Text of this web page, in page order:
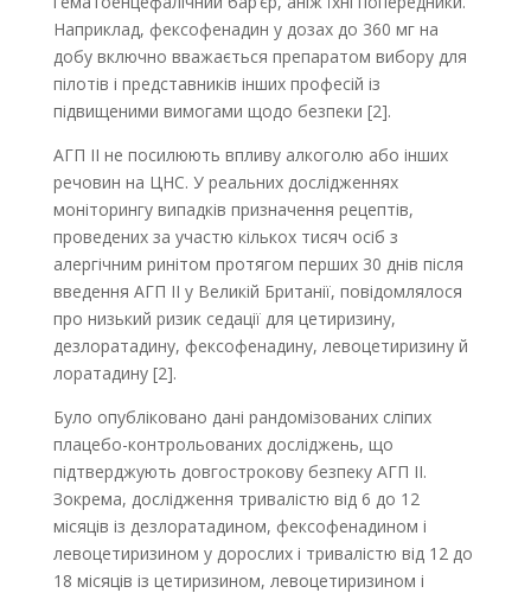
Наприклад, фексофенадин у дозах до 360 мг на
добу включно вважається препаратом вибору для
пілотів і представників інших професій із
підвищеними вимогами щодо безпеки [2].
АГП ІІ не посилюють впливу алкоголю або інших
речовин на ЦНС. У реальних дослідженнях
моніторингу випадків призначення рецептів,
проведених за участю кількох тисяч осіб з
алергічним ринітом протягом перших 30 днів після
введення АГП ІІ у Великій Британії, повідомлялося
про низький ризик седації для цетиризину,
дезлоратадину, фексофенадину, левоцетиризину й
лоратадину [2].
Було опубліковано дані рандомізованих сліпих
плацебо-контрольованих досліджень, що
підтверджують довгострокову безпеку АГП ІІ.
Зокрема, дослідження тривалістю від 6 до 12
місяців із дезлоратадином, фексофенадином і
левоцетиризином у дорослих і тривалістю від 12 до
18 місяців із цетиризином, левоцетиризином і